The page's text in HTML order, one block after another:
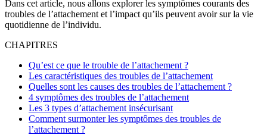
Dans cet article, nous allons explorer les symptômes courants des
troubles de l’attachement et l’impact qu’ils peuvent avoir sur la vie
quotidienne de l’individu.
CHAPITRES
Qu’est ce que le trouble de l’attachement ?
Les caractéristiques des troubles de l’attachement
Quelles sont les causes des troubles de l’attachement ?
4 symptômes des troubles de l’attachement
Les 3 types d’attachement insécurisant
Comment surmonter les symptômes des troubles de
l’attachement ?